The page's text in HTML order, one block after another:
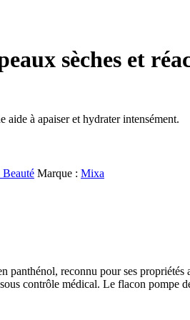
sèches et
à apaiser et hydrater intensément.
Marque : Mixa
reconnu pour ses propriétés
contrôle médical. Le flacon pompe